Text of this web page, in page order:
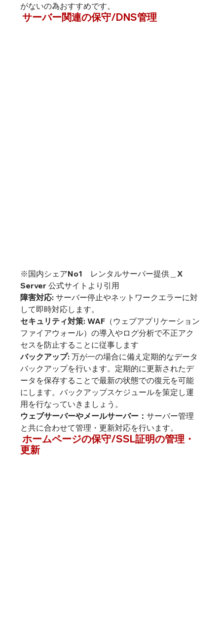
がないの為おすすめです。
サーバー関連の保守/DNS管理
※国内シェアNo1　レンタルサーバー提供＿X
Server 公式サイトより引用
障害対応: サーバー停止やネットワークエラーに対
セキュリティ対策: WAF（ウェブアプリケーション
ファイアウォール）の導入やログ分析で不正アク
バックアップ: 万が一の場合に備え定期的なデータ
バックアップを行います。定期的に更新されたデ
ータを保存することで最新の状態での復元を可能
にします。バックアップスケジュールを策定し運
ウェブサーバーやメールサーバー： サーバー管理
と共に合わせて管理・更新対応を行います。
ホームページの保守/SSL証明の管理・
更新